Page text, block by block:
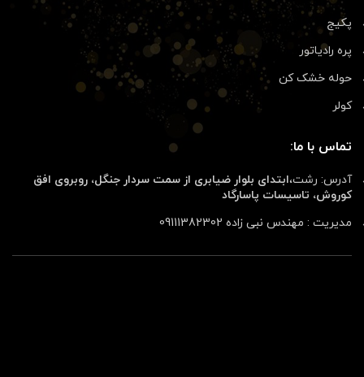
پکیج
پره رادیاتور
حوله خشک کن
کولر
تماس با ما:
آدرس: رشت،ابتدای بلوار ضیابری از سمت سردار جنگل، روبروی افق
کوروش، تاسیسات پاسارگاد
مدیریت : مهندس نبی زاده 09111382302